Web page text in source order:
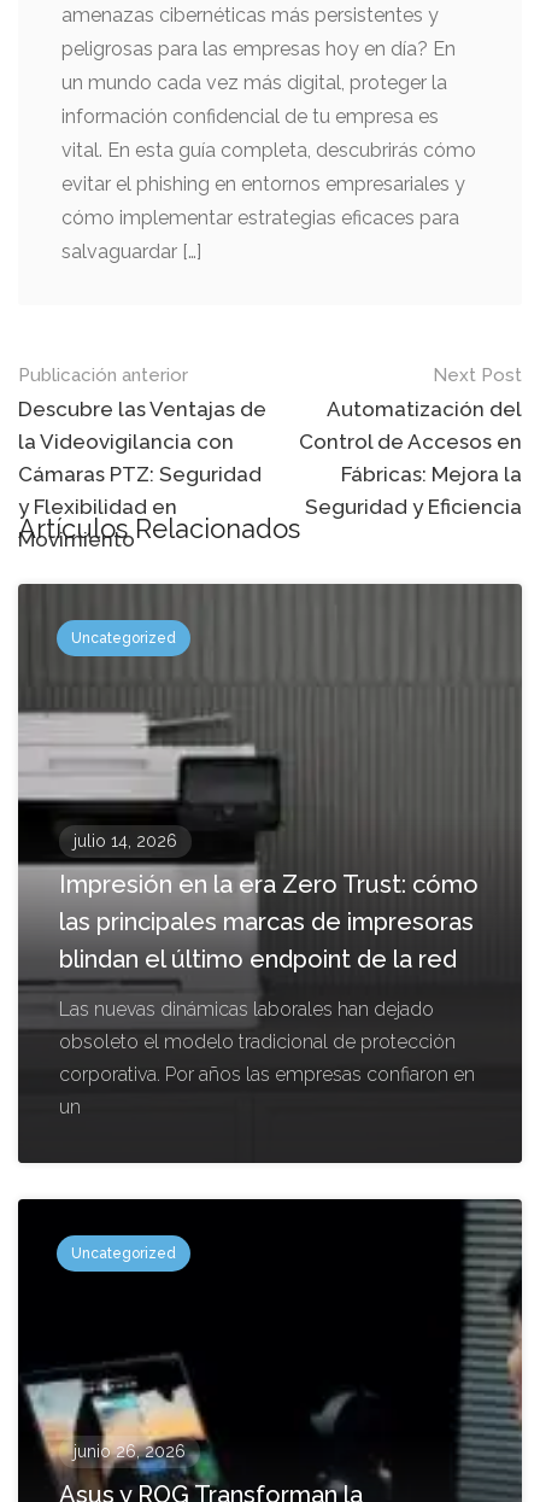
amenazas cibernéticas más persistentes y
peligrosas para las empresas hoy en día? En
un mundo cada vez más digital, proteger la
información confidencial de tu empresa es
vital. En esta guía completa, descubrirás cómo
evitar el phishing en entornos empresariales y
cómo implementar estrategias eficaces para
salvaguardar […]
Mensaje
de
navegación
Publicación anterior
Descubre las Ventajas de
la Videovigilancia con
Cámaras PTZ: Seguridad
y Flexibilidad en
Movimiento
Next Post
Automatización del
Control de Accesos en
Fábricas: Mejora la
Seguridad y Eficiencia
Artículos Relacionados
Uncategorized
julio 14, 2026
Impresión en la era Zero Trust: cómo
las principales marcas de impresoras
blindan el último endpoint de la red
Las nuevas dinámicas laborales han dejado
obsoleto el modelo tradicional de protección
corporativa. Por años las empresas confiaron en
un
Uncategorized
junio 26, 2026
Asus y ROG Transforman la